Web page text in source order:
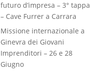
futuro d’impresa – 3° tappa
– Cave Furrer a Carrara
Missione internazionale a
Ginevra dei Giovani
Imprenditori – 26 e 28
Giugno